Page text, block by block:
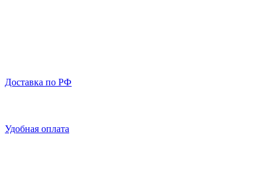
Доставка по РФ
Удобная оплата